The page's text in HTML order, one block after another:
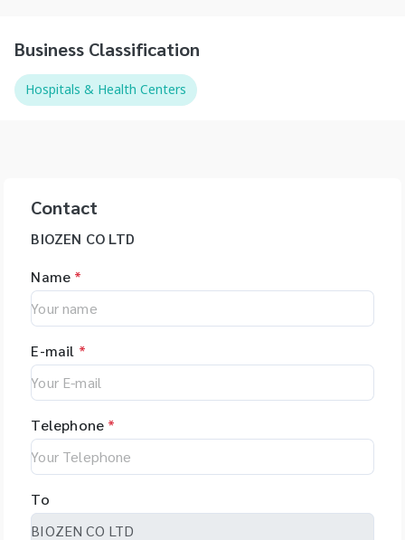
Business Classification
Hospitals & Health Centers
Contact
BIOZEN CO LTD
Name *
E-mail *
Telephone *
To